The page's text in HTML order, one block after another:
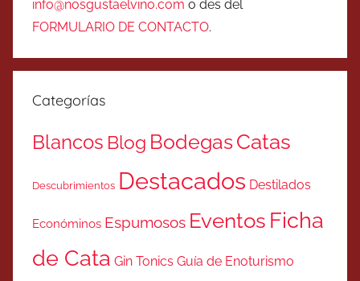
info@nosgustaelvino.com o des del
FORMULARIO DE CONTACTO.
Categorías
Blancos Blog BodegasCatas
Descubrimientos Destacados Destilados
Económinos Espumosos Eventos Ficha
de Cata Gin Tonics Guía de Enoturismo